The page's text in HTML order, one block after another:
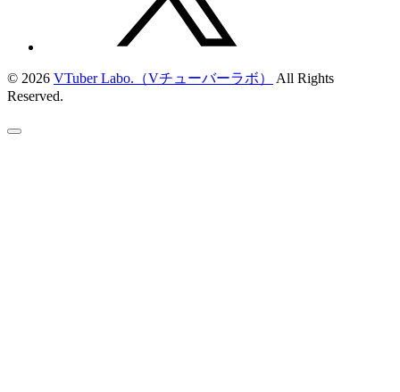
© 2026 VTuber Labo.（Vチューバーラボ）
All Rights
Reserved.